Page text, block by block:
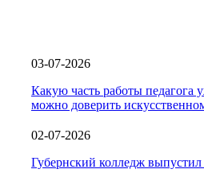
03-07-2026
Какую часть работы педагога
можно доверить
02-07-2026
Губернский колледж